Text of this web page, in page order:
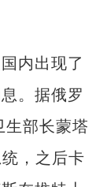
内出现了
。据俄罗
生部长蒙塔
，之后卡